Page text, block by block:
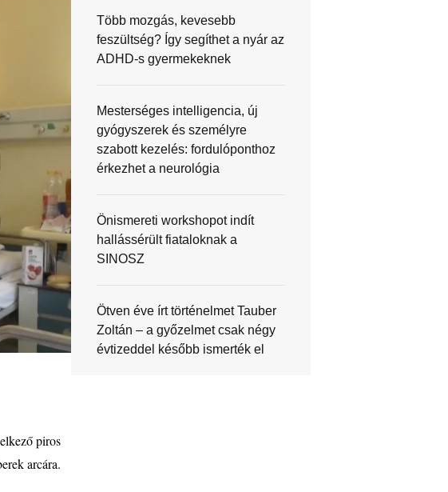
piros
arcára.
Több mozgás, kevesebb
feszültség? Így segíthet a nyár az
ADHD-s gyermekeknek
Mesterséges intelligencia, új
gyógyszerek és személyre
szabott kezelés: fordulóponthoz
érkezhet a neurológia
Önismereti workshopot indít
hallássérült fiataloknak a
SINOSZ
Ötven éve írt történelmet Tauber
Zoltán – a győzelmet csak négy
évtizeddel később ismerték el